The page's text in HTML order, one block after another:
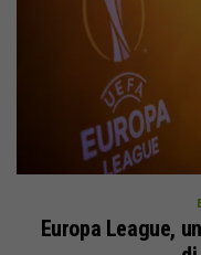
Europa League,